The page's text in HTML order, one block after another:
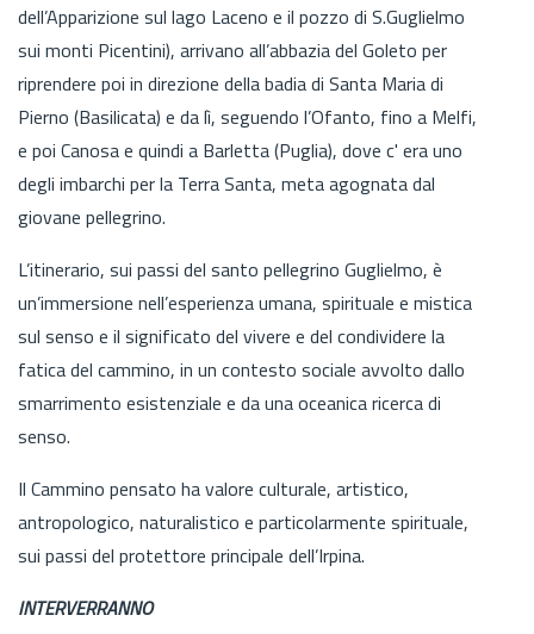
dell’Apparizione sul lago Laceno e il pozzo di S.Guglielmo
sui monti Picentini), arrivano all’abbazia del Goleto per
riprendere poi in direzione della badia di Santa Maria di
Pierno (Basilicata) e da lì, seguendo l’Ofanto, fino a Melfi,
e poi Canosa e quindi a Barletta (Puglia), dove c' era uno
degli imbarchi per la Terra Santa, meta agognata dal
giovane pellegrino.
L’itinerario, sui passi del santo pellegrino Guglielmo, è
un’immersione nell’esperienza umana, spirituale e mistica
sul senso e il significato del vivere e del condividere la
fatica del cammino, in un contesto sociale avvolto dallo
smarrimento esistenziale e da una oceanica ricerca di
senso.
Il Cammino pensato ha valore culturale, artistico,
antropologico, naturalistico e particolarmente spirituale,
sui passi del protettore principale dell’Irpina.
INTERVERRANNO